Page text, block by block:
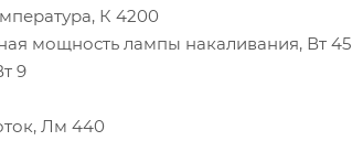
К 4200
мощность лампы накаливания, Вт 45
9
Лм 440